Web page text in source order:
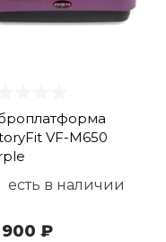
VF-M650
есть в наличии
900 ₽